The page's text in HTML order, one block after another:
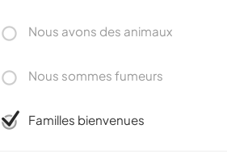
Nous avons des animaux
Nous sommes fumeurs
Familles bienvenues